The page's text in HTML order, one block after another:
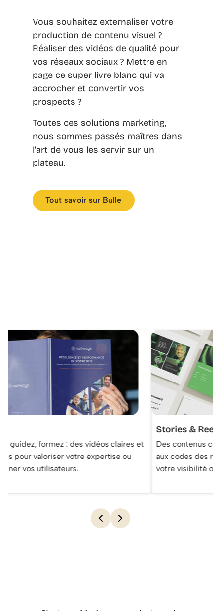
Vous souhaitez externaliser votre
production de contenu visuel ?
Réaliser des vidéos de qualité pour
vos réseaux sociaux ? Mettre en
page ce super livre blanc qui va
accrocher et convertir vos
prospects ?
Toutes ces solutions marketing,
nous sommes passés maîtres dans
l'art de vous les servir sur un
plateau.
Tout savoir sur Bulle
guidez, formez : des vidéos claires et
pour valoriser votre expertise ou
vos utilisateurs.
Stories & Reels
Des contenus
aux codes des
votre visibilité